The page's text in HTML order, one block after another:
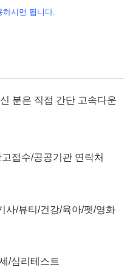
하시면 됩니다.
분은 직접 간단 고속다운
접수/공공기관 연락처
사/뷰티/건강/육아/펫/영화
/심리테스트